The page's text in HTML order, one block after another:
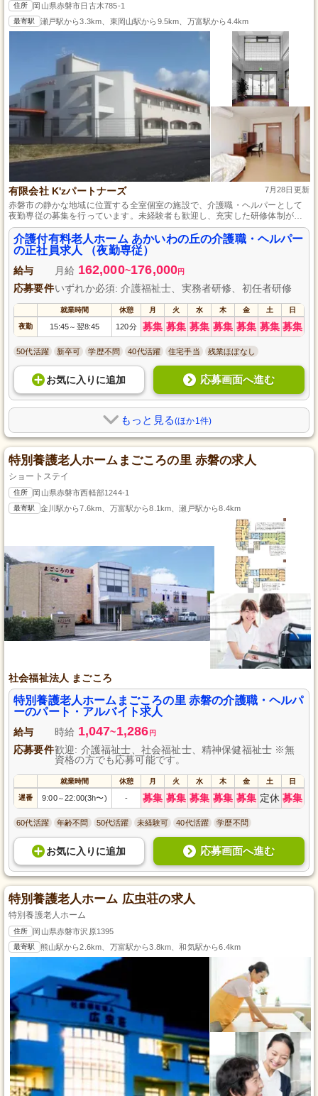
住所 岡山県赤磐市日古木785-1
最寄駅 瀬戸駅から3.3km、東岡山駅から9.5km、万富駅から4.4km
有限会社 K'zパートナーズ 7月28日更新
赤磐市の静かな地域に位置する全室個室の施設で、介護職・ヘルパーとして
夜勤専従の募集を行っています。未経験者も歓迎し、充実した研修体制が整
っているため、初めての方でも安心してスタートできます。入居者様一人ひ
とりの生活を尊重し、快適な夜を提供するやりがいのある仕事です。社会保
険完備、退職金制度有りと、長期で安定して働ける環境も魅力的です。
介護付有料老人ホーム あかいわの丘の介護職・ヘルパー
の正社員求人 （夜勤専従）
給与 月給 162,000~176,000円
応募要件いずれか必須: 介護福祉士、実務者研修、初任者研修
就業時間 休憩 月 火 水 木 金 土 日
夜勤 15:45～ 翌8:45 120分 募集 募集 募集 募集 募集 募集 募集
50代活躍 新卒可 学歴不問 40代活躍 住宅手当 残業ほぼなし
お気に入り に追加 応募画面へ進む
もっと見る(ほか1件)
特別養護老人ホームまごころの里 赤磐の求人
ショートステイ
住所 岡山県赤磐市西軽部1244-1
最寄駅 金川駅から7.6km、万富駅から8.1km、瀬戸駅から8.4km
社会福祉法人 まごころ
特別養護老人ホームまごころの里 赤磐の介護職・ヘルパ
ーのパート・アルバイト求人
給与 時給 1,047~1,286 円
応募要件歓迎: 介護福祉士、社会福祉士、精神保健福祉士 ※無
資格の方でも応募可能です。
就業時間 休憩 月 火 水 木 金 土 日
遅番 9:00～22:00(3h〜) - 募集 募集 募集 募集 募集 定休 募集
60代活躍 年齢不問 50代活躍 未経験可 40代活躍 学歴不問
お気に入り に追加 応募画面へ進む
特別養護老人ホーム 広虫荘の求人
特別養護老人ホーム
住所 岡山県赤磐市沢原1395
最寄駅 熊山駅から2.6km、万富駅から3.8km、和気駅から6.4km